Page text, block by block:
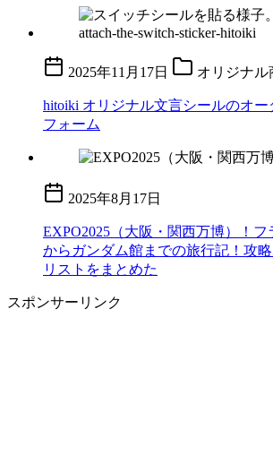
2025年11月17日 オリジナル
hitoiki オリジナル文言シールのオ
フォーム
2025年8月17日
EXPO2025（大阪・関西万博）！
からガンダム館までの旅行記！攻
リストをまとめた
スポンサーリンク